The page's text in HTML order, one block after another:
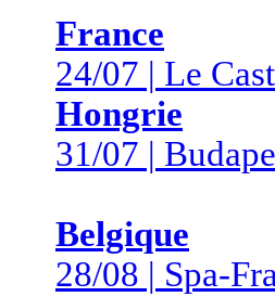
France
24/07 | Le
Hongrie
31/07 |
Belgique
28/08 | Spa-